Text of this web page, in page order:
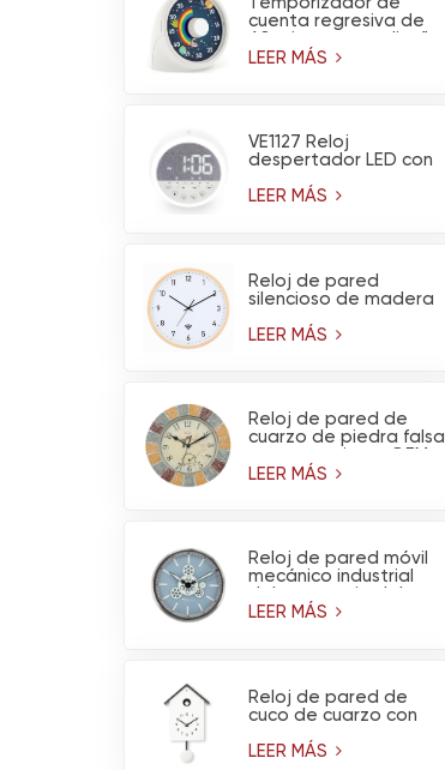
cuenta regresiva de
de arcoíris y
LEER MÁS
VE1127 Reloj
despertador LED con
nocturna
LEER MÁS
Reloj de pared
silencioso de madera
con pilas y tiene
LEER MÁS
Reloj de pared de
cuarzo de piedra falsa
con termómetro -
LEER MÁS
Reloj de pared móvil
mecánico industrial
metal del diseño del
LEER MÁS
Reloj de pared de
cuco de cuarzo con
LEER MÁS